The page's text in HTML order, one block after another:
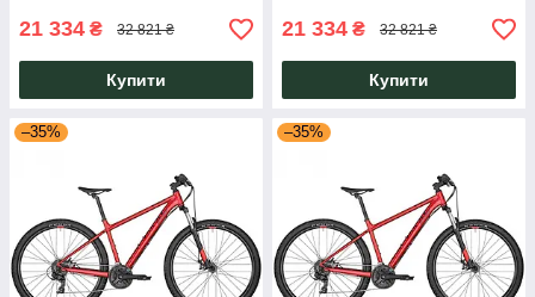
21 334 ₴ 32 821 ₴
Купити
21 334 ₴ 32 821 ₴
Купити
–35% –35%